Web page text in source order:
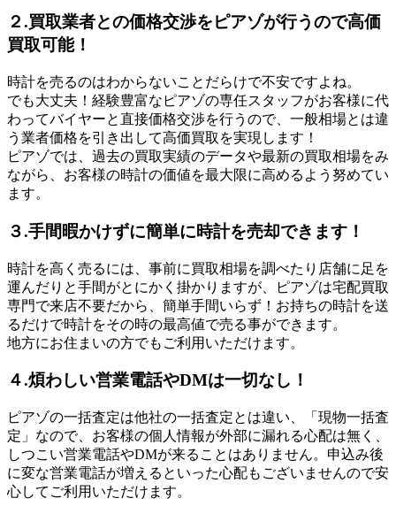
２.買取業者との価格交渉をピアゾが行うので高価
買取可能！
時計を売るのはわからないことだらけで不安ですよね。
でも大丈夫！経験豊富なピアゾの専任スタッフがお客様に代
わってバイヤーと直接価格交渉を行うので、一般相場とは違
う業者価格を引き出して高価買取を実現します！
ピアゾでは、過去の買取実績のデータや最新の買取相場をみ
ながら、お客様の時計の価値を最大限に高めるよう努めてい
ます。
３.手間暇かけずに簡単に時計を売却できます！
時計を高く売るには、事前に買取相場を調べたり店舗に足を
運んだりと手間がとにかく掛かりますが、ピアゾは宅配買取
専門で来店不要だから、簡単手間いらず！お持ちの時計を送
るだけで時計をその時の最高値で売る事ができます。
地方にお住まいの方でもご利用いただけます。
４.煩わしい営業電話やDMは一切なし！
ピアゾの一括査定は他社の一括査定とは違い、「現物一括査
定」なので、お客様の個人情報が外部に漏れる心配は無く、
しつこい営業電話やDMが来ることはありません。申込み後
に変な営業電話が増えるといった心配もございませんので安
心してご利用いただけます。